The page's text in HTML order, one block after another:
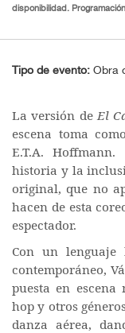
disponibilidad.
Tipo de evento: Obra
La versión deEl
escena toma
E.T.A.
historia y la
original, que no
hacen de esta
espectador.
Con un lenguaje
contemporáneo,
puesta en
hop y otros
danza aérea,